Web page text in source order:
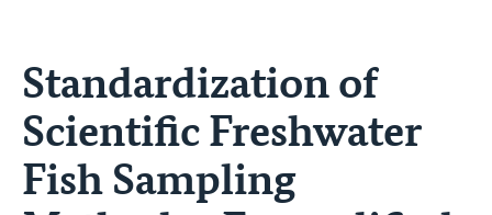
Standardization of
Scientific Freshwater
Fish Sampling